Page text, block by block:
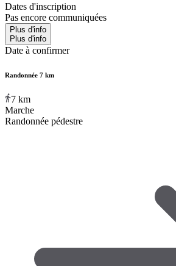
Dates d'inscription
Pas encore communiquées
Plus d'info
Plus d'info
Date à confirmer
Randonnée 7 km
7 km
Marche
Randonnée pédestre